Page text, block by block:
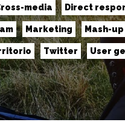
media Direct
Marketing Mash-up
Twitter User